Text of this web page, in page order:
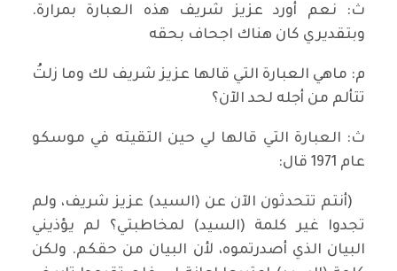
ث: نعم أورد عزيز شريف هذه العبارة بمرارة.
وبتقديري كان هناك اجحاف بحقه
م: ماهي العبارة التي قالها عزيز شريف لك وما زلتُ
تتألم من أجله لحد الآن؟
ث: العبارة التي قالها لي حين التقيته في موسكو
عام 1971 قال:
(أنتم تتحدثون الآن عن (السيد) عزيز شريف، ولم
تجدوا غير كلمة (السيد) لمخاطبتي؟ لم يؤذيني
البيان الذي أصدرتموه، لأن البيان من حقكم. ولكن